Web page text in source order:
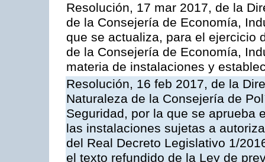
Resolución, 17 mar 2017, de la
de la Consejería de Economía,
que se actualiza, para el ejercicio
de la Consejería de Economía,
materia de instalaciones y
Resolución, 16 feb 2017, de la
Naturaleza de la Consejería de
Seguridad, por la que se aprueba
las instalaciones sujetas a
del Real Decreto Legislativo 1/
el texto refundido de la Ley de